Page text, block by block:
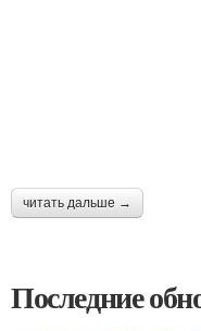
читать дальше →
Последние